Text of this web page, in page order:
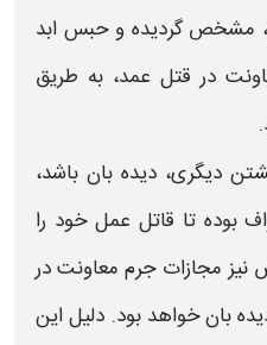
مشخص گردیده و حبس ابد
در قتل عمد، به طریق
دیگری، دیده بان باشد،
بوده تا قاتل عمل خود را
نیز مجازات جرم معاونت در
بان خواهد بود. دلیل این